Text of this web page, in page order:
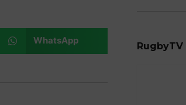
WhatsApp
RugbyTV